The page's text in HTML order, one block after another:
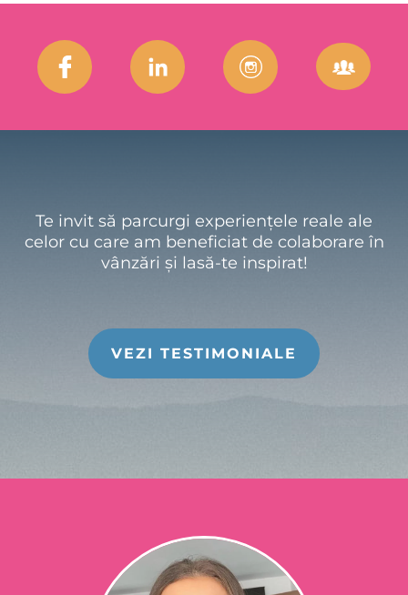
Te invit să parcurgi experiențele reale ale
celor cu care am beneficiat de colaborare în
vânzări și lasă-te inspirat!
VEZI TESTIMONIALE